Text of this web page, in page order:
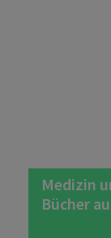
Medizin
Bücher